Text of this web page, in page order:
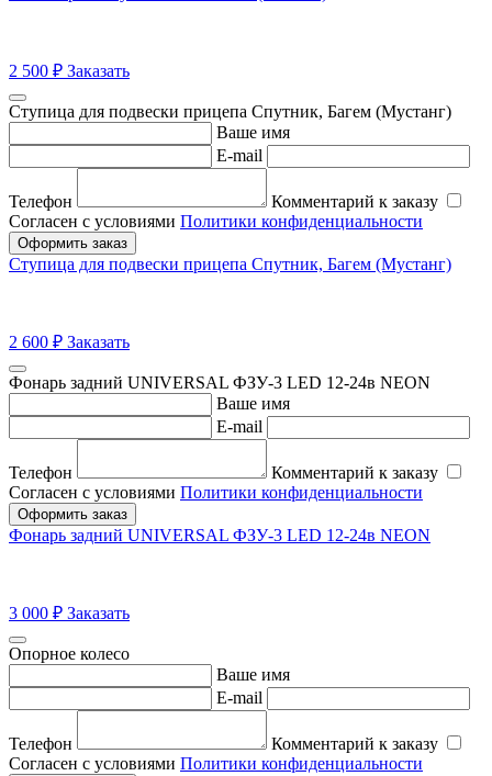
2 500 ₽ Заказать
Ступица для подвески прицепа Спутник, Багем (Мустанг)
Ваше имя
E-mail
Телефон
Комментарий к заказу
Согласен с условиями Политики конфиденциальности
Оформить заказ
Ступица для подвески прицепа Спутник, Багем (Мустанг)
2 600 ₽ Заказать
Фонарь задний UNIVERSAL ФЗУ-3 LED 12-24в NEON
Ваше имя
E-mail
Телефон
Комментарий к заказу
Согласен с условиями Политики конфиденциальности
Оформить заказ
Фонарь задний UNIVERSAL ФЗУ-3 LED 12-24в NEON
3 000 ₽ Заказать
Опорное колесо
Ваше имя
E-mail
Телефон
Комментарий к заказу
Согласен с условиями Политики конфиденциальности